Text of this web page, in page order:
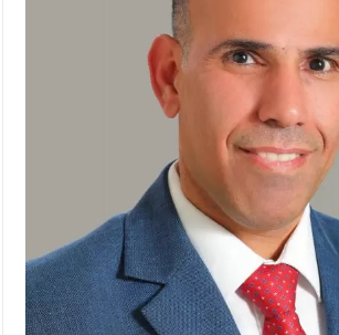
النواب على شراكة فاعلة مع الإعلام
بخدمة العلم (الدفعة الثالثة) إلى مراجعة منصة خدمة
العلم
الملك يلتقي مجموعة من رفاق السلاح
الملك يتلقى اتصالا هاتفيا من العاهل البحريني
محمود أحمد فريحات.. مبارك ومزيدا من التوفيق